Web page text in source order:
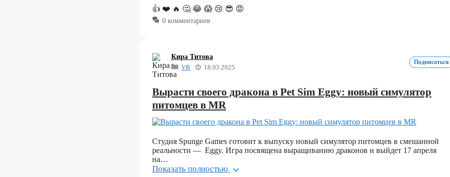
👍 ❤️ 🔥 🤔 😂 😱 😢 😎 😡
0 комментариев
Кира Титова
VR
18.03.2025
Подписаться
Вырасти своего дракона в Pet Sim Eggy: новый симулятор
питомцев в МR
Студия Spunge Games готовит к выпуску новый симулятор питомцев в смешанной
реальности — Eggy. Игра посвящена выращиванию драконов и выйдет 17 апреля
на…
Показать полностью